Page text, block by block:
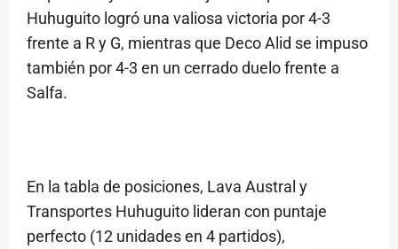
Huhuguito logró una valiosa victoria por 4-3
frente a R y G, mientras que Deco Alid se impuso
también por 4-3 en un cerrado duelo frente a
Salfa.
En la tabla de posiciones, Lava Austral y
Transportes Huhuguito lideran con puntaje
perfecto (12 unidades en 4 partidos),